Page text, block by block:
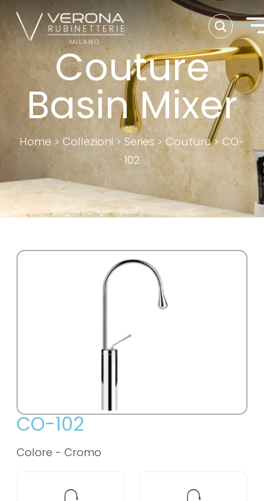
Couture
Basin Mixer
Home> Collezioni > Series > Couture> CO-
102
CO-102
Colore - Cromo